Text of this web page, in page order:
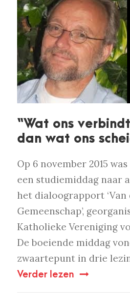
“Wat ons
dan wat ons
Op 6 november 2015
een studiemiddag naar
het dialoograpport
Gemeenschap’,
Katholieke Vereniging
De boeiende middag
zwaartepunt in drie
Verder lezen